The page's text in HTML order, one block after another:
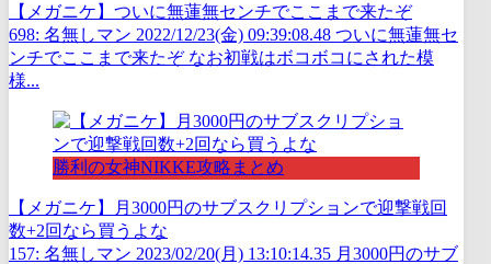
【メガニケ】ついに無蓮無センチでここまで来たぞ
698: 名無しマン 2022/12/23(金) 09:39:08.48 ついに無蓮無セ
ンチでここまで来たぞ なお初戦はボコボコにされた模
様...
勝利の女神NIKKE攻略まとめ
【メガニケ】月3000円のサブスクリプションで迎撃戦回
数+2回なら買うよな
157: 名無しマン 2023/02/20(月) 13:10:14.35 月3000円のサブ